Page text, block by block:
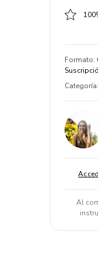
Formato:
Categoría:
Al